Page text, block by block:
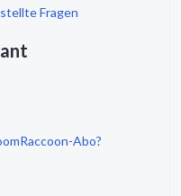
Fragen
Abo?